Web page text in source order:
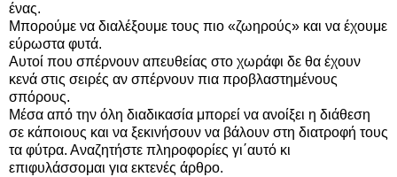
ένας.
Μπορούμε να διαλέξουμε τους πιο «ζωηρούς» και να έχουμε
εύρωστα φυτά.
Αυτοί που σπέρνουν απευθείας στο χωράφι δε θα έχουν
κενά στις σειρές αν σπέρνουν πια προβλαστημένους
σπόρους.
Μέσα από την όλη διαδικασία μπορεί να ανοίξει η διάθεση
σε κάποιους και να ξεκινήσουν να βάλουν στη διατροφή τους
τα φύτρα. Αναζητήστε πληροφορίες γι΄αυτό κι
επιφυλάσσομαι για εκτενές άρθρο.